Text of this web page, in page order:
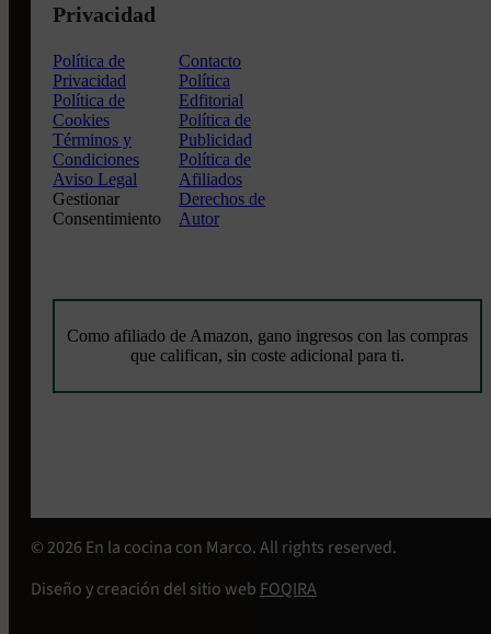
Privacidad
Política de
Privacidad
Política de
Cookies
Términos y
Condiciones
Aviso Legal
Gestionar
Consentimiento
Contacto
Política
Edfitorial
Política de
Publicidad
Política de
Afiliados
Derechos de
Autor
Como afiliado de Amazon, gano ingresos con las compras
que califican, sin coste adicional para ti.
© 2026 En la cocina con Marco. All rights reserved.
Diseño y creación del sitio web FOQIRA